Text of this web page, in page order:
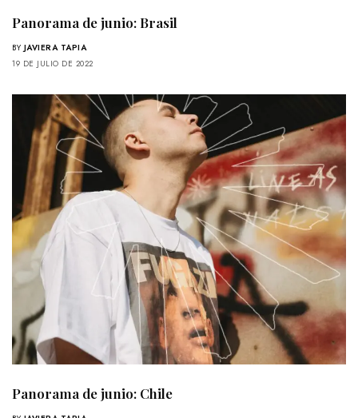
Panorama de junio: Brasil
BY JAVIERA TAPIA
19 DE JULIO DE 2022
Panorama de junio: Chile